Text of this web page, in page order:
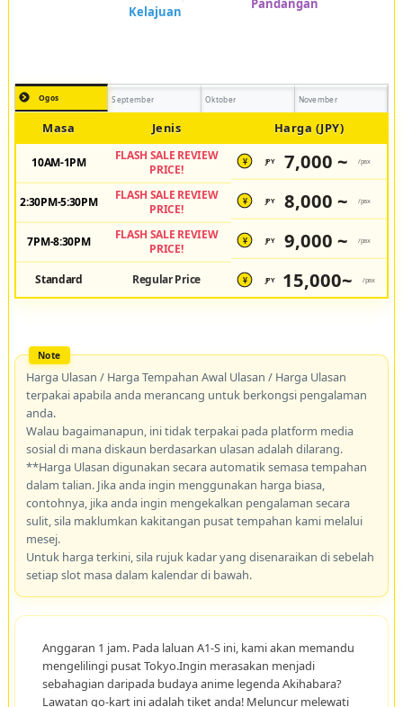
Ogos September Oktober November
Masa Jenis Harga (JPY)
10AM-1PM
FLASH SALE REVIEW
PRICE!
¥ JPY 7,000 ~ /pax
2:30PM-5:30PM
FLASH SALE REVIEW
PRICE!
¥ JPY 8,000 ~ /pax
7PM-8:30PM
FLASH SALE REVIEW
PRICE!
¥ JPY 9,000 ~ /pax
Standard Regular Price ¥ JPY 15,000~ /pax
Harga Ulasan / Harga Tempahan Awal Ulasan / Harga Ulasan
terpakai apabila anda merancang untuk berkongsi pengalaman
anda.
Walau bagaimanapun, ini tidak terpakai pada platform media
sosial di mana diskaun berdasarkan ulasan adalah dilarang.
**Harga Ulasan digunakan secara automatik semasa tempahan
dalam talian. Jika anda ingin menggunakan harga biasa,
contohnya, jika anda ingin mengekalkan pengalaman secara
sulit, sila maklumkan kakitangan pusat tempahan kami melalui
mesej.
Untuk harga terkini, sila rujuk kadar yang disenaraikan di sebelah
setiap slot masa dalam kalendar di bawah.
Anggaran 1 jam. Pada laluan A1-S ini, kami akan memandu
mengelilingi pusat Tokyo.Ingin merasakan menjadi
sebahagian daripada budaya anime legenda Akihabara?
Lawatan go-kart ini adalah tiket anda! Meluncur melewati